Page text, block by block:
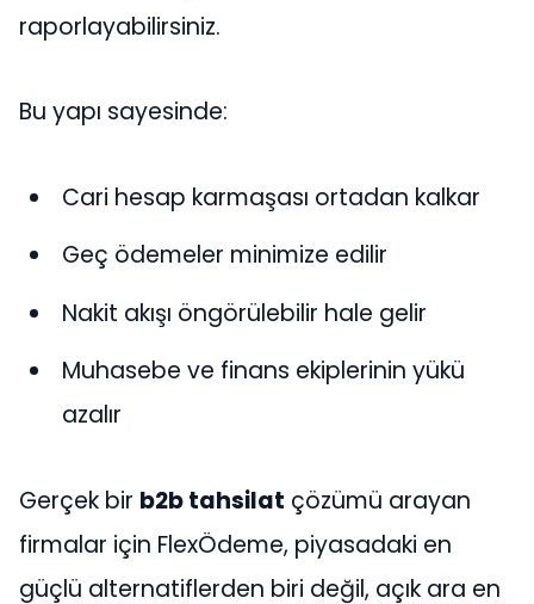
raporlayabilirsiniz.
Bu yapı sayesinde:
Cari hesap karmaşası ortadan kalkar
Geç ödemeler minimize edilir
Nakit akışı öngörülebilir hale gelir
Muhasebe ve finans ekiplerinin yükü
azalır
Gerçek bir b2b tahsilat çözümü arayan
firmalar için FlexÖdeme, piyasadaki en
güçlü alternatiflerden biri değil, açık ara en